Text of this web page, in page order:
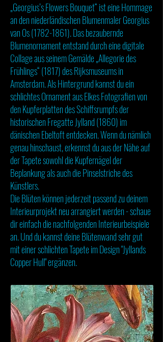
„Georgius’s Flowers Bouquet“ ist eine Hommage
an den niederländischen Blumenmaler Georgius
van Os(1782-1861). Das bezaubernde
Blumenornament entstand durch eine digitale
Collage aus seinem Gemälde „Allegorie des
Frühlings“ (1817) des Rijksmuseums in
Amsterdam. Als Hintergrund kannst du ein
schlichtes Ornament aus Elkes Fotografien von
den Kupferplatten des Schiffsrumpfs der
historischen Fregatte Jylland (1860) im
dänischen Ebeltoft entdecken. Wenn du nämlich
genau hinschaust, erkennst du aus der Nähe auf
der Tapete sowohl die Kupfernägel der
Beplankung als auch die Pinselstriche des
Künstlers.
Die Blüten können jederzeit passend zu deinem
Interieurprojekt neu arrangiert werden - schaue
dir einfach die nachfolgenden Interieurbeispiele
an. Und du kannst deine Blütenwand sehr gut
mit einer schlichten Tapete im Design "Jyllands
Copper Hull" ergänzen.